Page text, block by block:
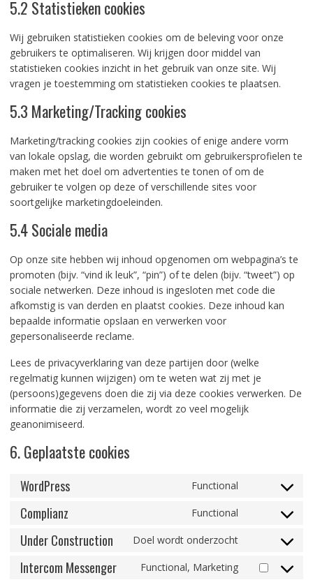
5.2 Statistieken cookies
Wij gebruiken statistieken cookies om de beleving voor onze
gebruikers te optimaliseren. Wij krijgen door middel van
statistieken cookies inzicht in het gebruik van onze site. Wij
vragen je toestemming om statistieken cookies te plaatsen.
5.3 Marketing/Tracking cookies
Marketing/tracking cookies zijn cookies of enige andere vorm
van lokale opslag, die worden gebruikt om gebruikersprofielen te
maken met het doel om advertenties te tonen of om de
gebruiker te volgen op deze of verschillende sites voor
soortgelijke marketingdoeleinden.
5.4 Sociale media
Op onze site hebben wij inhoud opgenomen om webpagina’s te
promoten (bijv. “vind ik leuk”, “pin”) of te delen (bijv. “tweet”) op
sociale netwerken. Deze inhoud is ingesloten met code die
afkomstig is van derden en plaatst cookies. Deze inhoud kan
bepaalde informatie opslaan en verwerken voor
gepersonaliseerde reclame.
Lees de privacyverklaring van deze partijen door (welke
regelmatig kunnen wijzigen) om te weten wat zij met je
(persoons)gegevens doen die zij via deze cookies verwerken. De
informatie die zij verzamelen, wordt zo veel mogelijk
geanonimiseerd.
6. Geplaatste cookies
WordPress Functional
Consent
wordpress
Complianz Functional
Consent
complianz
Under Construction Doel wordt onderzocht
Consent
Intercom Messenger Functional, Marketing
Consent